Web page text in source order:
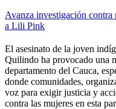
Avanza investigación contra
a Lili Pink
El asesinato de la joven
Quilindo ha provocado una
departamento del Cauca,
donde comunidades,
voz para exigir justicia y
contra las mujeres en esta